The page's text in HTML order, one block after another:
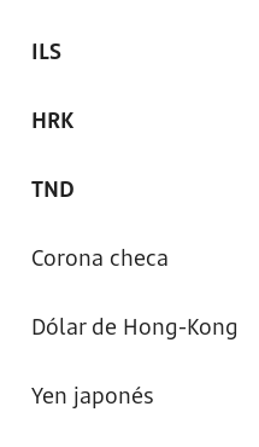
ILS
HRK
TND
Corona checa
Dólar de Hong-Kong
Yen japonés